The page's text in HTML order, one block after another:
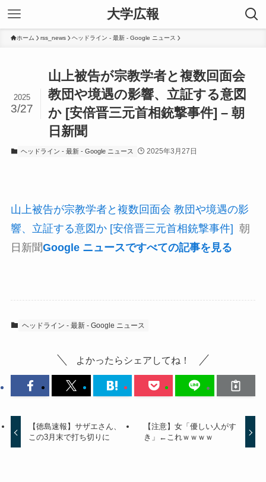
大学広報
ホーム rss_news ヘッドライン - 最新 - Google ニュース
山上被告が宗教学者と複数回面会
教団や境遇の影響、立証する意図
か [安倍晋三元首相銃撃事件] – 朝
日新聞
2025
3/27
ヘッドライン - 最新 - Google ニュース 2025年3月27日
山上被告が宗教学者と複数回面会 教団や境遇の影
響、立証する意図か [安倍晋三元首相銃撃事件] 朝
日新聞Google ニュースですべての記事を見る
ヘッドライン - 最新 - Google ニュース
よかったらシェアしてね！
【徳島速報】サザエさん、
この3月末で打ち切りに
【注意】女「優しい人がす
き」←これｗｗｗｗ